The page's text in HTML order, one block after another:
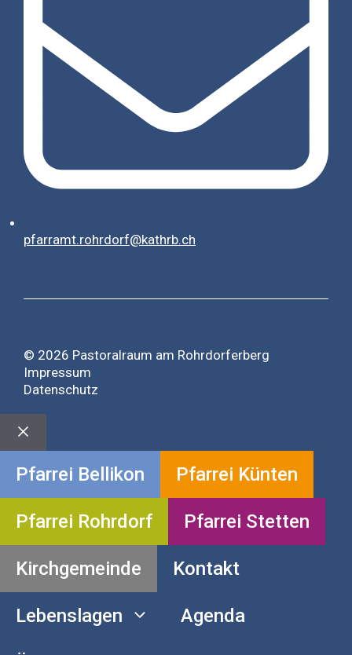
pfarramt.rohrdorf@kathrb.ch
© 2026 Pastoralraum am Rohrdorferberg
Impressum
Datenschutz
Close
Pfarrei Bellikon Pfarrei Künten
Pfarrei Rohrdorf Pfarrei Stetten
Kirchgemeinde Kontakt
Lebenslagen Agenda